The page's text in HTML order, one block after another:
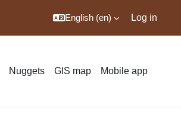
English ‎(en)‎ Log in
Nuggets GIS map Mobile app